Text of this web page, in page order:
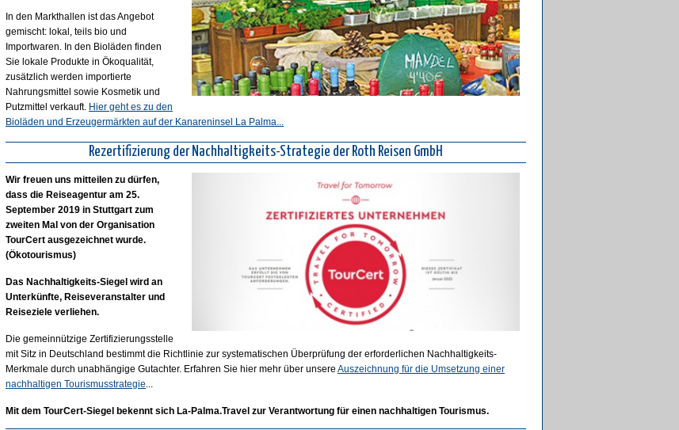
In den Markthallen ist das Angebot
gemischt: lokal, teils bio und
Importwaren. In den Bioläden finden
Sie lokale Produkte in Ökoqualität,
zusätzlich werden importierte
Nahrungsmittel sowie Kosmetik und
Putzmittel verkauft. Hier geht es zu den
Bioläden und Erzeugermärkten auf der Kanareninsel La Palma...
Rezertifizierung der Nachhaltigkeits-Strategie der Roth Reisen GmbH
Wir freuen uns mitteilen zu dürfen,
dass die Reiseagentur am 25.
September 2019 in Stuttgart zum
zweiten Mal von der Organisation
TourCert ausgezeichnet wurde.
(Ökotourismus)
Das Nachhaltigkeits-Siegel wird an
Unterkünfte, Reiseveranstalter und
Reiseziele verliehen.
Die gemeinnützige Zertifizierungsstelle
mit Sitz in Deutschland bestimmt die Richtlinie zur systematischen Überprüfung der erforderlichen Nachhaltigkeits-
Merkmale durch unabhängige Gutachter. Erfahren Sie hier mehr über unsere Auszeichnung für die Umsetzung einer
nachhaltigen Tourismusstrategie...
Mit dem TourCert-Siegel bekennt sich La-Palma.Travel zur Verantwortung für einen nachhaltigen Tourismus.